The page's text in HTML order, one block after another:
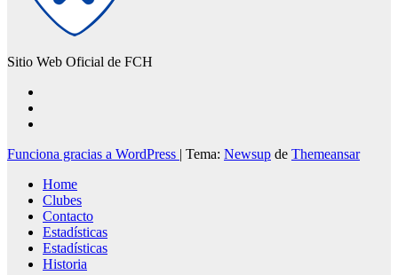
Sitio Web Oficial de FCH
Funciona gracias a WordPress | Tema: Newsup de Themeansar
Home
Clubes
Contacto
Estadísticas
Estadísticas
Historia